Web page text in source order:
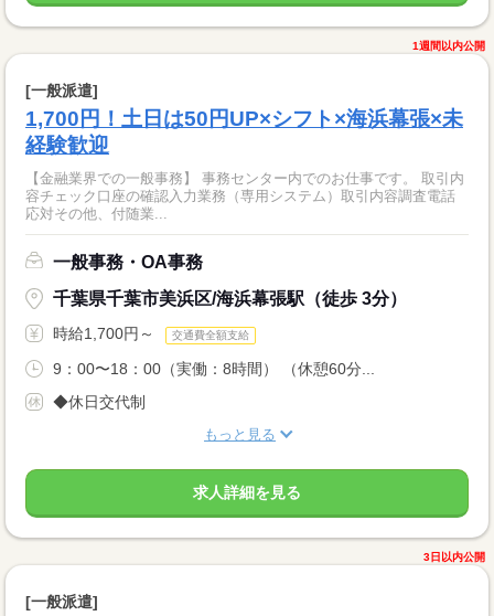
1週間以内公開
[一般派遣]
1,700円！土日は50円UP×シフト×海浜幕張×未
経験歓迎
【金融業界での一般事務】 事務センター内でのお仕事です。 取引内
容チェック口座の確認入力業務（専用システム）取引内容調査電話
応対その他、付随業...
一般事務・OA事務
千葉県千葉市美浜区/海浜幕張駅（徒歩 3分）
時給1,700円～ 交通費全額支給
9：00〜18：00（実働：8時間） （休憩60分...
◆休日交代制
もっと見る
求人詳細を見る
3日以内公開
[一般派遣]